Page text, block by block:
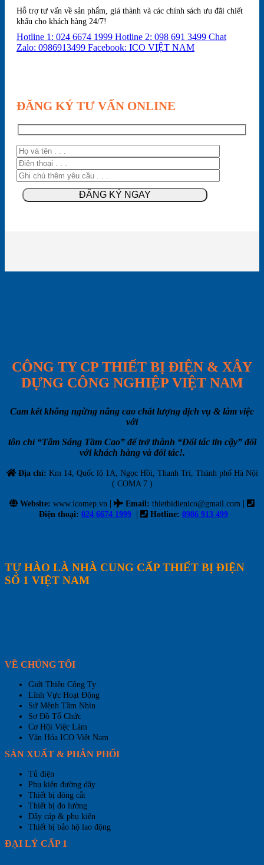
Hỗ trợ tư vấn về sản phẩm, giá thành và các chính sách ưu đãi chiết
khấu cho khách hàng 24/7!
Hotline 1: 024 6674 1999 Hotline 2: 098 691 3499 Chat
Zalo: 0986913499 Facebook: ICO VIỆT NAM
ĐĂNG KÝ TƯ VẤN ONLINE
CÔNG TY CP THIẾT BỊ ĐIỆN & XÂY
DỰNG CÔNG NGHIỆP VIỆT NAM
Cam kết không ngừng nâng cao chất lượng dịch vụ & làm việc
với
tôn chỉ “Tâm Sáng Tầm Cao” để trở thành “Đối tác tin cậy” đối
với khách hàng và đối tác!.
Địa chỉ: Km 14, Quốc lộ 1A, Ngọc Hồi, Thanh Trì, Thành phố Hà Nội
( COMA 7 )
Website: www.icomep.vn | Email: thietbidienico@gmail.com |
Điện thoại: 024 6674 1999 | Hotline: 0986 913 499
TỰ HÀO LÀ NHÀ CUNG CẤP THIẾT BỊ ĐIỆN
SỐ 1 VIỆT NAM
VỀ CHÚNG TÔI
Giới Thiệu Công Ty
Lĩnh Vực Hoạt Động
Sứ Mệnh Tầm Nhìn
Sơ Đồ Tổ Chức
Cơ Hội Việc Làm
Văn Hóa ICO Việt Nam
SẢN XUẤT & PHÂN PHỐI
Tủ điện
Phụ kiện đường dây
Thiết bị đóng cắt
Thiết bị đo lường
Dây cáp & phụ kiện
Thiết bị bảo hộ lao động
ĐẠI LÝ CẤP 1